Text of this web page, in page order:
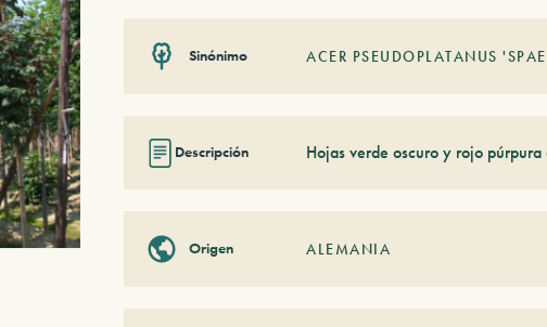
Sinónimo ACER PSEUDOPLATANUS
Descripción Hojas verde oscuro y rojo
Origen ALEMANIA